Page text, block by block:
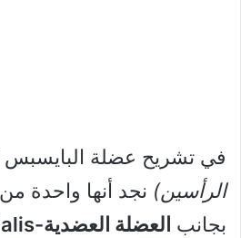
في تشريح عضلة البايسبس
الرأسين) نجد أنها واحدة
بجانب العضلة العضدية-brachialis